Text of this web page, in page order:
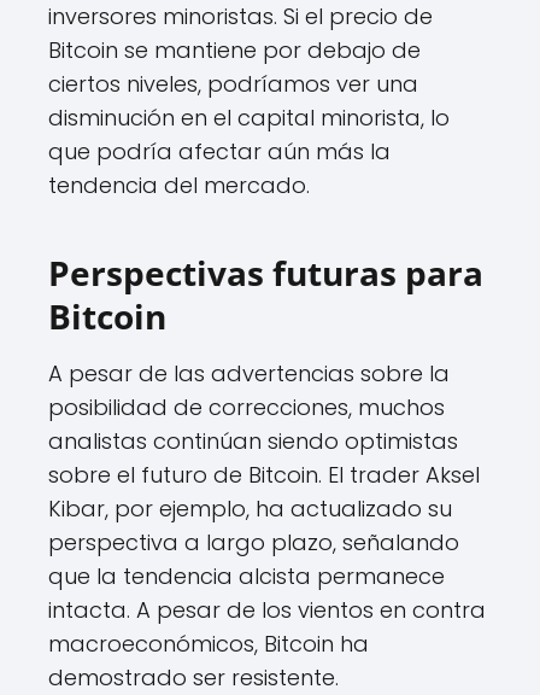
inversores minoristas. Si el precio de
Bitcoin se mantiene por debajo de
ciertos niveles, podríamos ver una
disminución en el capital minorista, lo
que podría afectar aún más la
tendencia del mercado.
Perspectivas futuras para
Bitcoin
A pesar de las advertencias sobre la
posibilidad de correcciones, muchos
analistas continúan siendo optimistas
sobre el futuro de Bitcoin. El trader Aksel
Kibar, por ejemplo, ha actualizado su
perspectiva a largo plazo, señalando
que la tendencia alcista permanece
intacta. A pesar de los vientos en contra
macroeconómicos, Bitcoin ha
demostrado ser resistente.